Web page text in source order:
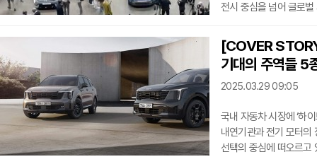
전시 중심을 넘어 글로
자체로 전동화 시대의
현대차그룹이다. 불과
콘셉트카를 조심스레 선
‘빠르게 성장하는 후발주
[COVER
기대의 주역들 5
2025.03.29 09:05
국내 자동차 시장에 ‘하
내연기관과 전기 모터의
선택의 중심에 떠오르고